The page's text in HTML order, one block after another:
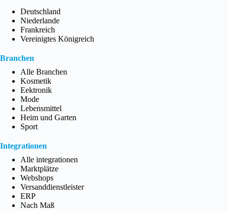
Deutschland
Niederlande
Frankreich
Vereinigtes Königreich
Branchen
Alle Branchen
Kosmetik
Eektronik
Mode
Lebensmittel
Heim und Garten
Sport
Integrationen
Alle integrationen
Marktplätze
Webshops
Versanddienstleister
ERP
Nach Maß